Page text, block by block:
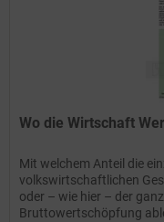
Wo die Wirtschaft
Mit welchem Anteil die
volkswirtschaftlichen
oder – wie hier – der
Bruttowertschöpfung